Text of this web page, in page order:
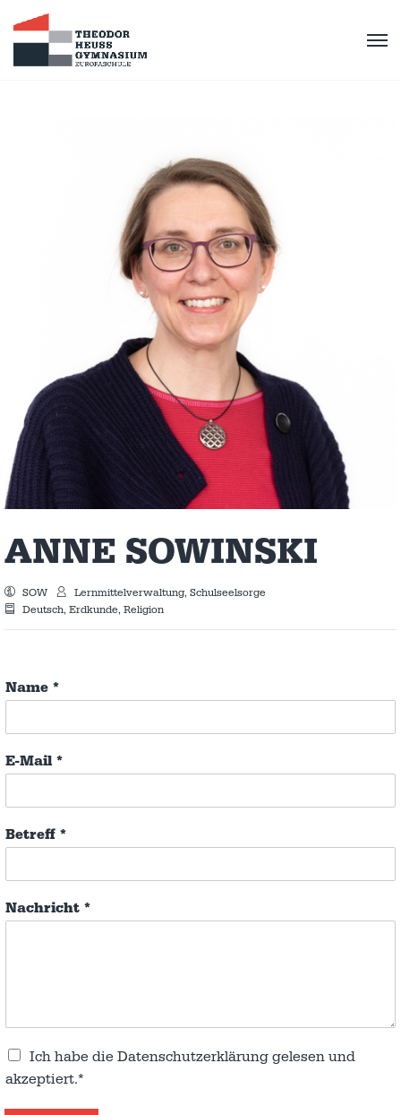
ANNE SOWINSKI
SOW
Lernmittelverwaltung, Schulseelsorge
Deutsch, Erdkunde, Religion
Name *
E-Mail *
Betreff *
Nachricht *
Ich habe die Datenschutzerklärung gelesen und
akzeptiert.*